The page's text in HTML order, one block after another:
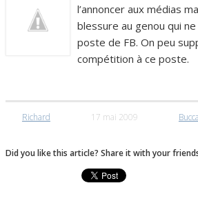
l’annoncer aux médias
blessure au genou qui
poste de FB. On peu
compétition à ce poste.
Richard 17 mai 2009
Did you like this article? Share it with your